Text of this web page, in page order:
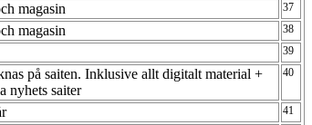
magasin 37
magasin 38
39
på saiten. Inklusive allt digitalt material +
nyhets saiter
40
41